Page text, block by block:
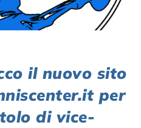
il nuovo sito
per
di vice-